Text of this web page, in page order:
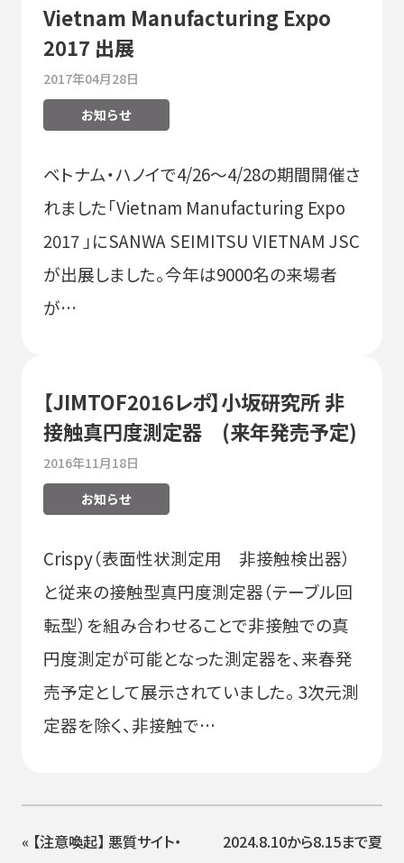
Vietnam Manufacturing Expo
2017 出展
2017年04月28日
お知らせ
ベトナム・ハノイで4/26〜4/28の期間開催さ
れました「Vietnam Manufacturing Expo
2017 」にSANWA SEIMITSU VIETNAM JSC
が出展しました。今年は9000名の来場者
が…
【JIMTOF2016レポ】小坂研究所 非
接触真円度測定器 (来年発売予定)
2016年11月18日
お知らせ
Crispy（表面性状測定用 非接触検出器）
と従来の接触型真円度測定器（テーブル回
転型）を組み合わせることで非接触での真
円度測定が可能となった測定器を、来春発
売予定として展示されていました。 3次元測
定器を除く、非接触で…
« 【注意喚起】 悪質サイト・
2024.8.10から8.15まで夏